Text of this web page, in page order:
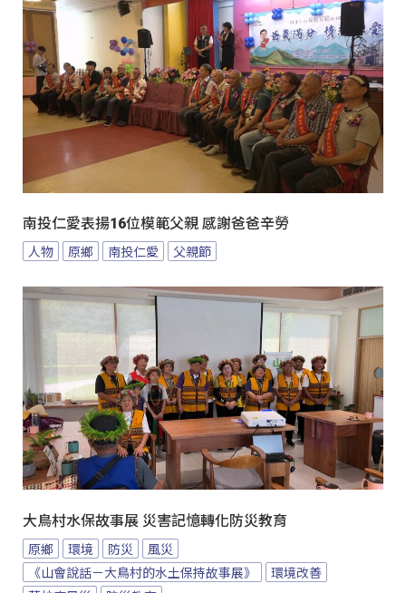
南投仁愛表揚16位模範父親 感謝爸爸辛勞
人物 原鄉 南投仁愛 父親節
大鳥村水保故事展 災害記憶轉化防災教育
原鄉 環境 防災
風災
《山會說話－大鳥村的水土保持故事展》
環境改善